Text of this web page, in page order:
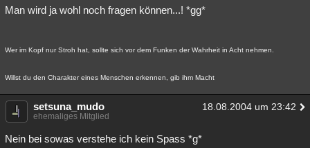
Musik Clash Verbesserungen Allmystery
Besucht Teilgenommen Alle Neue Geschlossen
Lesenswert Schlüsselwörter
Man wird ja wohl noch fragen können...! *gg*
Wer im Kopf nur Stroh hat, sollte sich vor dem Funken der Wahrheit in Acht nehmen.
Willst du den Charakter eines Menschen erkennen, gib ihm Macht
setsuna_mudo 18.08.2004 um 23:42
ehemaliges Mitglied
Nein bei sowas verstehe ich kein Spass *g*